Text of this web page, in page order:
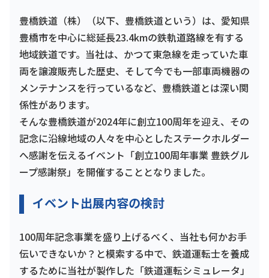
豊橋鉄道（株）（以下、豊橋鉄道という）は、愛知県
豊橋市を中心に総延長23.4kmの鉄軌道路線を有する
地域鉄道です。当社は、かつて東急線を走っていた車
両を譲渡販売した歴史、そして今でも一部車両機器の
メンテナンスを行っているなど、豊橋鉄道とは深い関
係性があります。
そんな豊橋鉄道が2024年に創立100周年を迎え、その
記念に沿線地域の人々を中心としたステークホルダー
へ感謝を伝えるイベント「創立100周年事業 豊鉄グル
ープ感謝祭」を開催することとなりました。
イベント出展内容の検討
100周年記念事業を盛り上げるべく、当社も何かお手
伝いできないか？と模索する中で、鉄道運転士を養成
するために当社が製作した「鉄道運転シミュレータ」